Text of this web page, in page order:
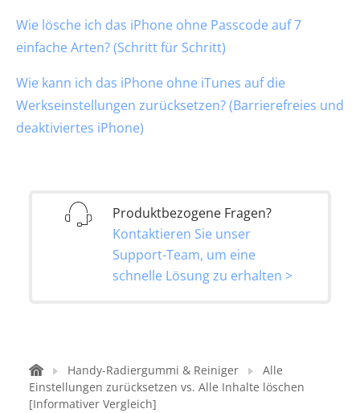
Wie lösche ich das iPhone ohne Passcode auf 7
einfache Arten? (Schritt für Schritt)
Wie kann ich das iPhone ohne iTunes auf die
Werkseinstellungen zurücksetzen? (Barrierefreies und
deaktiviertes iPhone)
Produktbezogene Fragen?
Kontaktieren Sie unser
Support-Team, um eine
schnelle Lösung zu erhalten >
Handy-Radiergummi & Reiniger
Alle
Einstellungen zurücksetzen vs. Alle Inhalte löschen
[Informativer Vergleich]